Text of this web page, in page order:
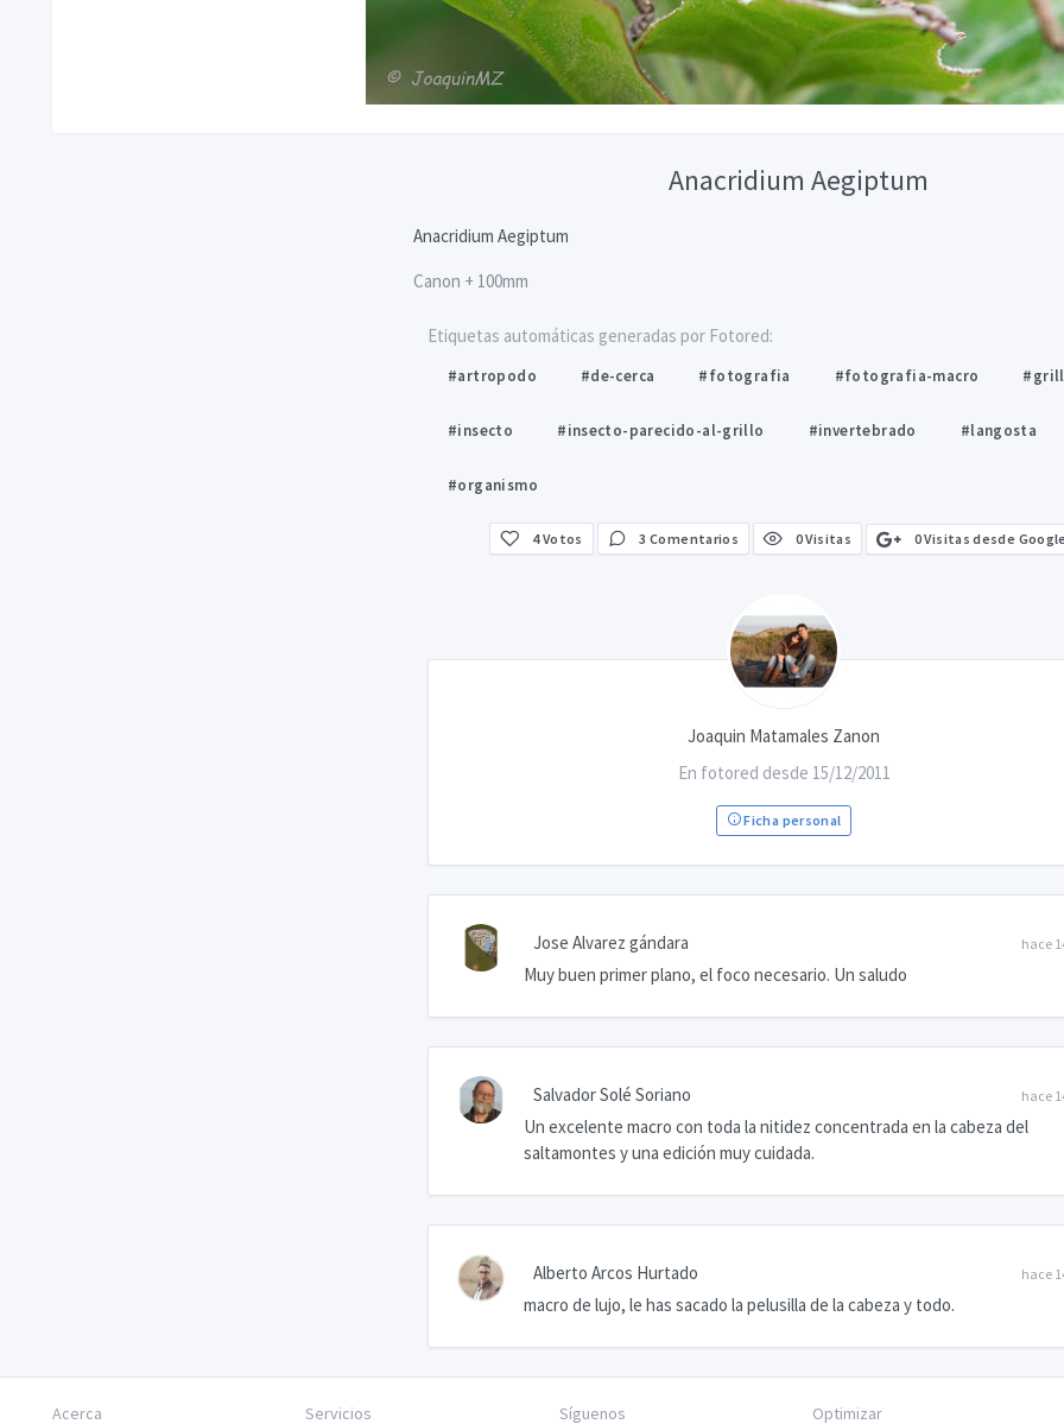
Anacridium Aegiptum
Anacridium Aegiptum
Canon + 100mm
Etiquetas automáticas generadas por Fotored:
#artropodo #de-cerca #fotografia #fotografia-macro
#insecto #insecto-parecido-al-grillo #invertebrado #langosta
#organismo
4Votos 3 Comentarios 0 Visitas 0 Visitas desde
Joaquin Matamales Zanon
En fotored desde 15/12/2011
Ficha personal
hace
Jose Alvarez gándara
Muy buen primer plano, el foco necesario. Un saludo
hace
Salvador Solé Soriano
Un excelente macro con toda la nitidez concentrada en la cabeza del
saltamontes y una edición muy cuidada.
hace
Alberto Arcos Hurtado
macro de lujo, le has sacado la pelusilla de la cabeza y todo.
Acerca Servicios Síguenos Optimizar